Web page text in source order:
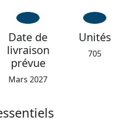
Date de
livraison
prévue
Mars 2027
Unités
705